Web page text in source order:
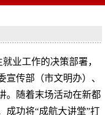
业工作的决策部署，
传部（市文明办）、
。随着末场活动在新都
成功将“成航大讲堂”打